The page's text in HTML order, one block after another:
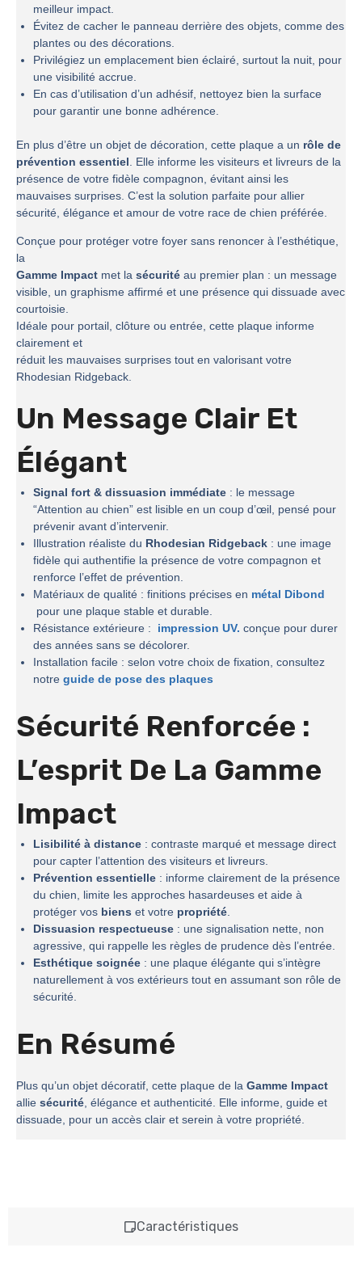
Caractéristiques
meilleur impact.
Évitez de cacher le panneau derrière des objets, comme des
plantes ou des décorations.
Privilégiez un emplacement bien éclairé, surtout la nuit, pour
une visibilité accrue.
En cas d’utilisation d’un adhésif, nettoyez bien la surface
pour garantir une bonne adhérence.
En plus d’être un objet de décoration, cette plaque a un rôle de
prévention essentiel. Elle informe les visiteurs et livreurs de la
présence de votre fidèle compagnon, évitant ainsi les
mauvaises surprises. C’est la solution parfaite pour allier
sécurité, élégance et amour de votre race de chien préférée.
Conçue pour protéger votre foyer sans renoncer à l’esthétique,
la
Gamme Impact met la sécurité au premier plan : un message
visible, un graphisme affirmé et une présence qui dissuade avec
courtoisie.
Idéale pour portail, clôture ou entrée, cette plaque informe
clairement et
réduit les mauvaises surprises tout en valorisant votre
Rhodesian Ridgeback.
Un Message Clair Et
Élégant
Signal fort & dissuasion immédiate : le message
“Attention au chien” est lisible en un coup d’œil, pensé pour
prévenir avant d’intervenir.
Illustration réaliste du Rhodesian Ridgeback : une image
fidèle qui authentifie la présence de votre compagnon et
renforce l’effet de prévention.
Matériaux de qualité : finitions précises en métal Dibond
pour une plaque stable et durable.
Résistance extérieure :
impression UV. conçue pour durer
des années sans se décolorer.
Installation facile : selon votre choix de fixation, consultez
notre guide de pose des plaques
Sécurité Renforcée :
L’esprit De La Gamme
Impact
Lisibilité à distance : contraste marqué et message direct
pour capter l’attention des visiteurs et livreurs.
Prévention essentielle : informe clairement de la présence
du chien, limite les approches hasardeuses et aide à
protéger vos biens et votre propriété.
Dissuasion respectueuse : une signalisation nette, non
agressive, qui rappelle les règles de prudence dès l’entrée.
Esthétique soignée : une plaque élégante qui s’intègre
naturellement à vos extérieurs tout en assumant son rôle de
sécurité.
En Résumé
Plus qu’un objet décoratif, cette plaque de la Gamme Impact
allie sécurité, élégance et authenticité. Elle informe, guide et
dissuade, pour un accès clair et serein à votre propriété.